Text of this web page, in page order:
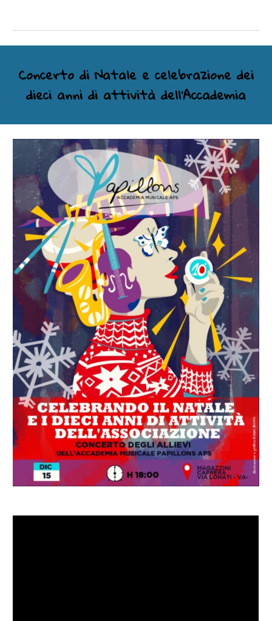
Concerto di Natale e celebrazione dei
dieci anni di attività dell'Accademia